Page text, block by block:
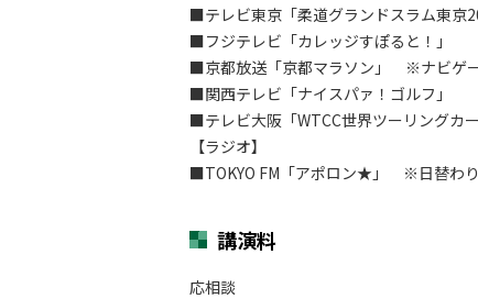
■テレビ東京「柔道グランドスラム東
■フジテレビ「カレッジすぽると！」
■京都放送「京都マラソン」 ※ナビゲ
■関西テレビ「ナイスパァ！ゴルフ」
■テレビ大阪「WTCC世界ツーリング
【ラジオ】
■TOKYO FM「アポロン★」 ※日替わり
講演料
応相談